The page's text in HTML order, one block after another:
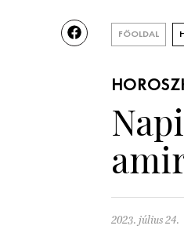
FŐOLDAL
2023. július 24.